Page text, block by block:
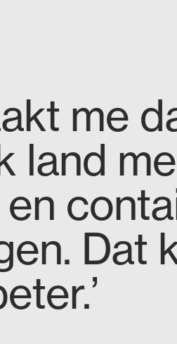
me
land
Dat